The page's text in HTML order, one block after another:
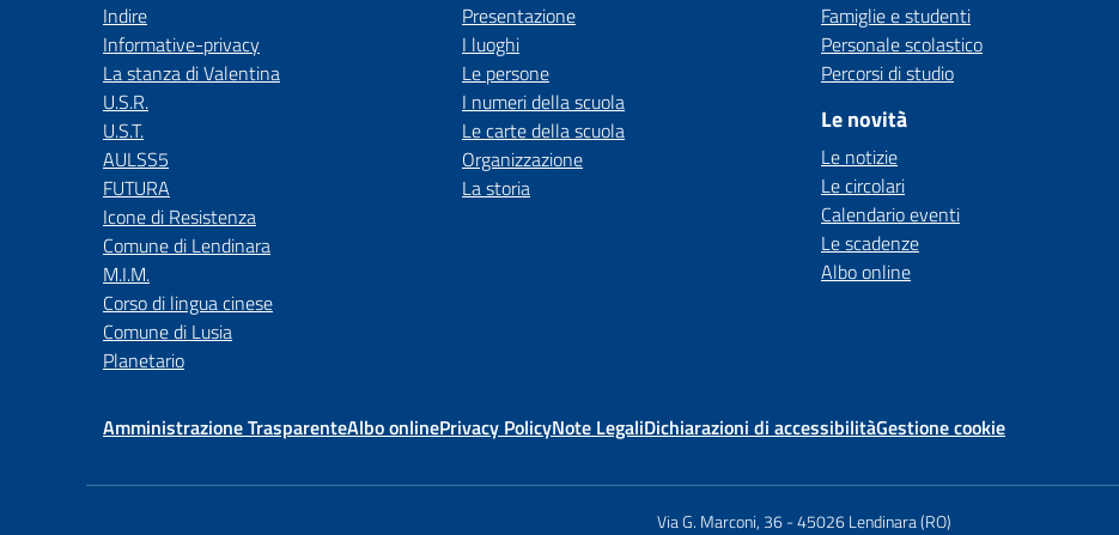
Indire
Informative-privacy
La stanza di Valentina
U.S.R.
U.S.T.
AULSS5
FUTURA
Icone di Resistenza
Comune di Lendinara
M.I.M.
Corso di lingua cinese
Comune di Lusia
Planetario
Presentazione
I luoghi
Le persone
I numeri della scuola
Le carte della scuola
Organizzazione
La storia
Famiglie e studenti
Personale scolastico
Percorsi di studio
Le novità
Le notizie
Le circolari
Calendario eventi
Le scadenze
Albo online
Amministrazione TrasparenteAlbo onlinePrivacy PolicyNote LegaliDichiarazioni di accessibilitàGestione cookie
Via G. Marconi, 36-45026 Lendinara (RO)